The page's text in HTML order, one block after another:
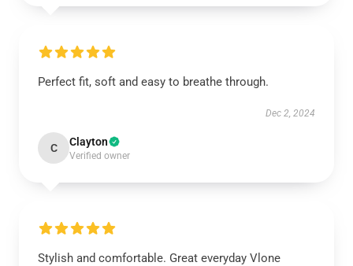
Perfect fit, soft and easy to breathe through.
Dec 2, 2024
C Clayton
Verified owner
Stylish and comfortable. Great everyday Vlone